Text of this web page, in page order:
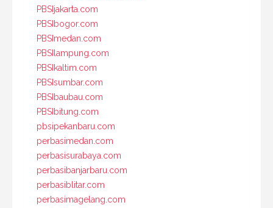
PBSIjakarta.com
PBSIbogor.com
PBSImedan.com
PBSIlampung.com
PBSIkaltim.com
PBSIsumbar.com
PBSIbaubau.com
PBSIbitung.com
pbsipekanbaru.com
perbasimedan.com
perbasisurabaya.com
perbasibanjarbaru.com
perbasiblitar.com
perbasimagelang.com